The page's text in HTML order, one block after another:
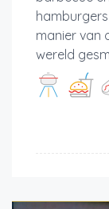
manier van
wereld